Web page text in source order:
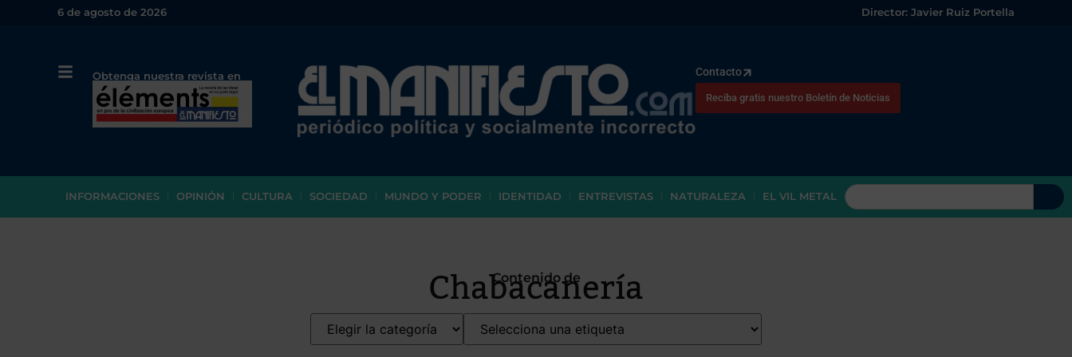
6 de agosto de 2026 Director: Javier Ruiz Portella
Obtenga nuestra revista en
papel o en PDF
Contacto
Reciba gratis nuestro Boletín de Noticias
INFORMACIONES OPINIÓN CULTURA SOCIEDAD MUNDO Y PODER IDENTIDAD ENTREVISTAS NATURALEZA EL VIL METAL
Contenido de
Chabacanería